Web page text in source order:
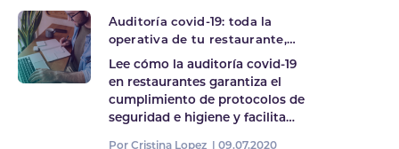
Auditoría covid-19: toda la
operativa de tu restaurante,
bajo control
Lee cómo la auditoría covid-19
en restaurantes garantiza el
cumplimiento de protocolos de
seguridad e higiene y facilita…
Por Cristina Lopez | 09.07.2020